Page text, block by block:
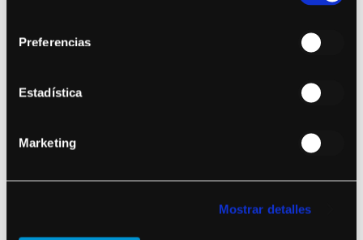
Preferencias
Estadística
Marketing
Mostrar detalles
Bryan Adams